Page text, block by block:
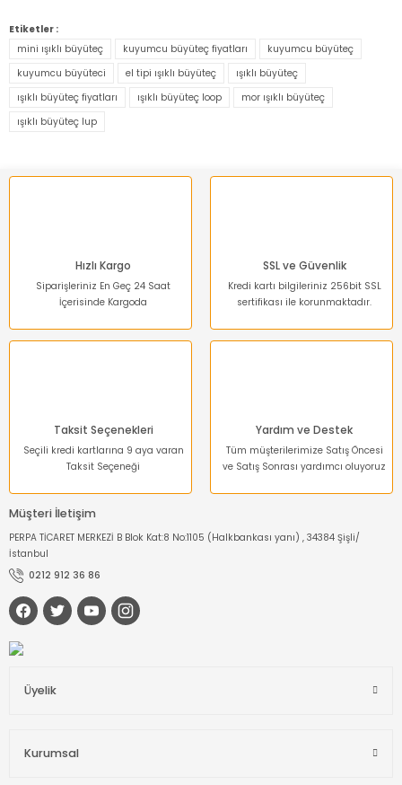
konularda yetersiz gördüğünüz noktaları öneri formunu
kullanarak tarafımıza iletebilirsiniz.
Görüş ve önerileriniz için teşekkür ederiz.
Ürün resmi kalitesiz, bozuk veya görüntülenemiyor.
Ürün açıklamasında eksik bilgiler bulunuyor.
Ürün fiyatı diğer sitelerden daha pahalı.
Gönder
Etiketler :
mini ışıklı büyüteç
kuyumcu büyüteç fiyatları
kuyumcu büyüteç
kuyumcu büyüteci
el tipi ışıklı büyüteç
ışıklı büyüteç
ışıklı büyüteç fiyatları
ışıklı büyüteç loop
mor ışıklı büyüteç
ışıklı büyüteç lup
Hızlı Kargo
Siparişleriniz En Geç 24 Saat
İçerisinde Kargoda
SSL ve Güvenlik
Kredi kartı bilgileriniz 256bit SSL
sertifikası ile korunmaktadır.
Taksit Seçenekleri
Seçili kredi kartlarına 9 aya varan
Taksit Seçeneği
Yardım ve Destek
Tüm müşterilerimize Satış Öncesi
ve Satış Sonrası yardımcı oluyoruz
Müşteri İletişim
PERPA TİCARET MERKEZİ B Blok Kat:8 No:1105 (Halkbankası yanı) , 34384 Şişli/
İstanbul
0212 912 36 86
Üyelik
Kurumsal